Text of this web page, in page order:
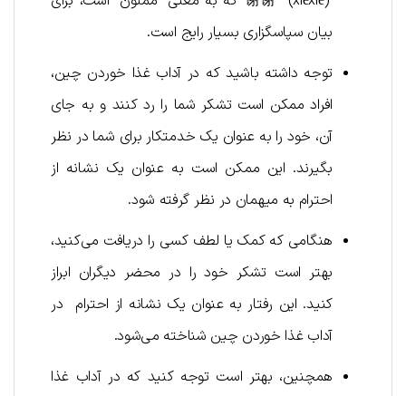
بیان سپاسگزاری بسیار رایج است.
توجه داشته باشید که در آداب غذا خوردن چین،
افراد ممکن است تشکر شما را رد کنند و به جای
آن، خود را به عنوان یک خدمتکار برای شما در نظر
بگیرند. این ممکن است به عنوان یک نشانه از
احترام به میهمان در نظر گرفته شود.
هنگامی که کمک یا لطف کسی را دریافت می‌کنید،
بهتر است تشکر خود را در محضر دیگران ابراز
کنید. این رفتار به عنوان یک نشانه از احترام در
آداب غذا خوردن چین شناخته می‌شود.
همچنین، بهتر است توجه کنید که در آداب غذا